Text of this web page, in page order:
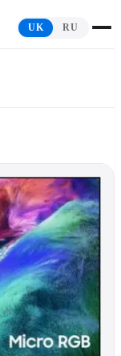
UK RU